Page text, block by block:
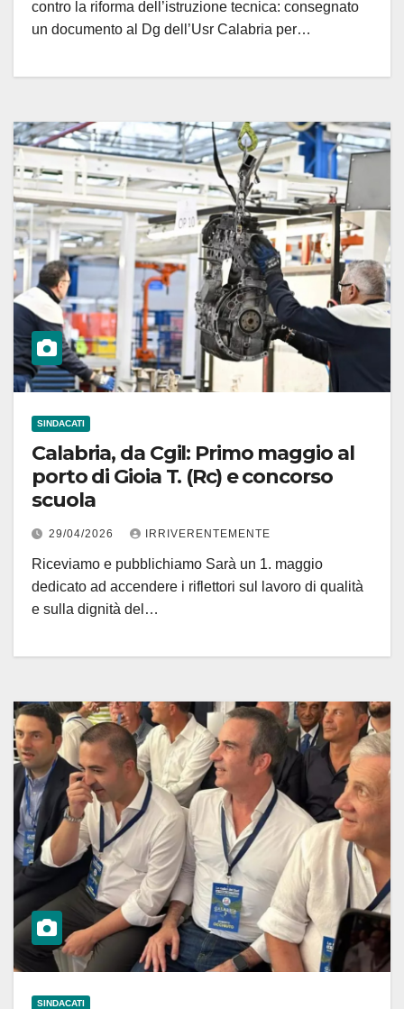
contro la riforma dell’istruzione tecnica: consegnato
un documento al Dg dell’Usr Calabria per…
SINDACATI
Calabria, da Cgil: Primo maggio al
porto di Gioia T. (Rc) e concorso
scuola
29/04/2026 IRRIVERENTEMENTE
Riceviamo e pubblichiamo Sarà un 1. maggio
dedicato ad accendere i riflettori sul lavoro di qualità
e sulla dignità del…
SINDACATI